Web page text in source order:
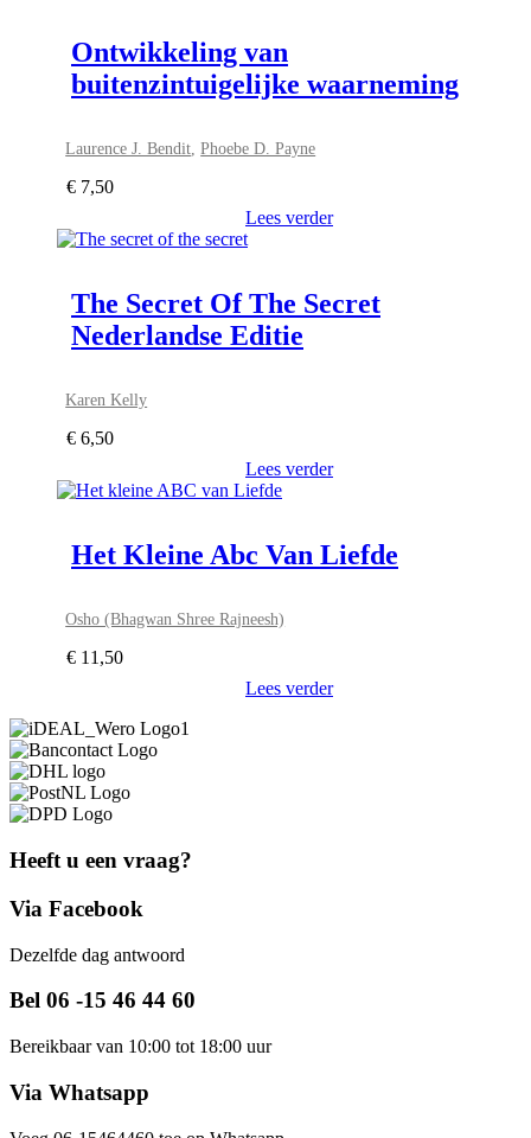
Ontwikkeling van
buitenzintuigelijke waarneming
Laurence J. Bendit,Phoebe D. Payne
€ 7,50
Lees verder
The Secret Of The Secret
Nederlandse Editie
Karen Kelly
€ 6,50
Lees verder
Het Kleine Abc Van Liefde
Osho (Bhagwan Shree Rajneesh)
€ 11,50
Lees verder
Heeft u een vraag?
Via Facebook
Dezelfde dag antwoord
Bel 06 -15 46 44 60
Bereikbaar van 10:00 tot 18:00 uur
Via Whatsapp